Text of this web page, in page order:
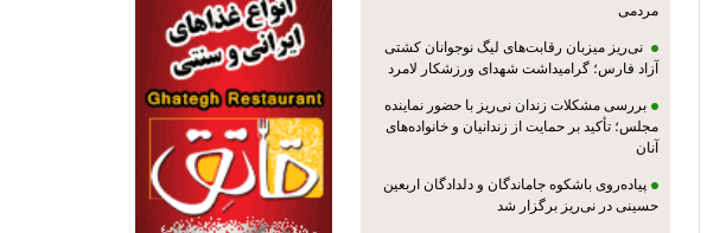
مردمی
نی‌ریز میزبان رقابت‌های لیگ نوجوانان کشتی
آزاد فارس؛ گرامیداشت شهدای ورزشکار لامرد
بررسی مشکلات زندان نی‌ریز با حضور نماینده
مجلس؛ تأکید بر حمایت از زندانیان و خانواده‌های
آنان
پیاده‌روی باشکوه جاماندگان و دلدادگان اربعین
حسینی در نی‌ریز برگزار شد